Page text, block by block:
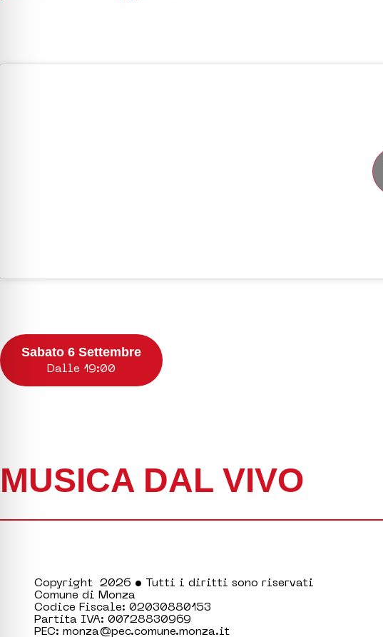
Sabato 6 Settembre
Dalle 19:00
MUSICA DAL VIVO
Copyright 2026 • Tutti i diritti sono riservati
Comune di Monza
Codice Fiscale: 02030880153
Partita IVA: 00728830969
PEC: monza@pec.comune.monza.it